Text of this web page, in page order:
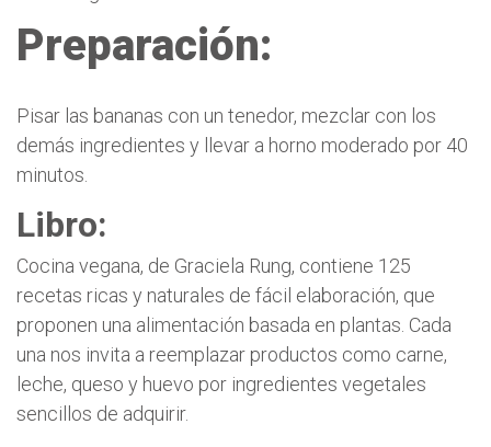
Preparación:
Pisar las bananas con un tenedor, mezclar con los
demás ingredientes y llevar a horno moderado por 40
minutos.
Libro:
Cocina vegana, de Graciela Rung, contiene 125
recetas ricas y naturales de fácil elaboración, que
proponen una alimentación basada en plantas. Cada
una nos invita a reemplazar productos como carne,
leche, queso y huevo por ingredientes vegetales
sencillos de adquirir.